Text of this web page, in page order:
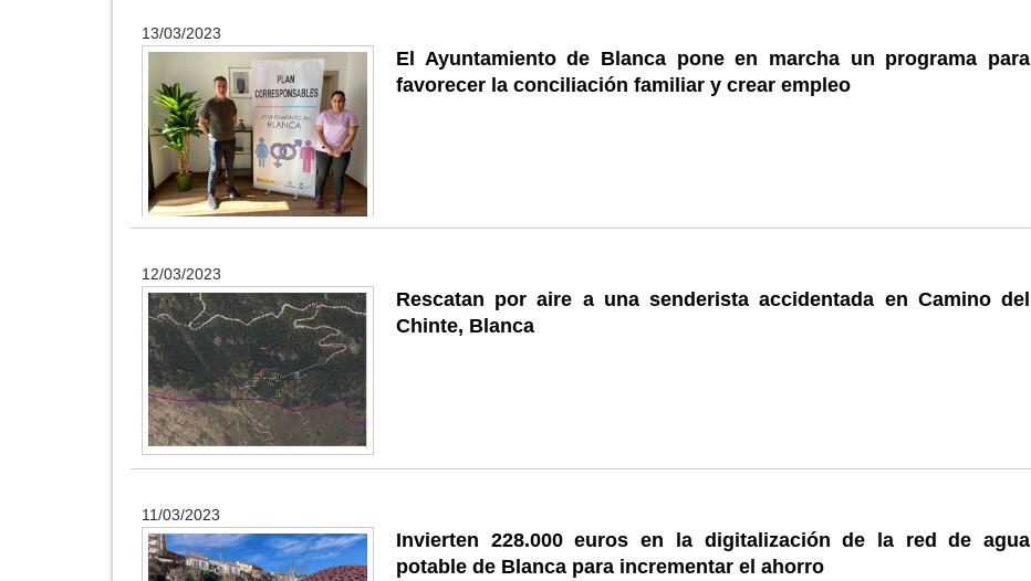
13/03/2023
El Ayuntamiento de Blanca pone en marcha un programa para
favorecer la conciliación familiar y crear empleo
12/03/2023
Rescatan por aire a una senderista accidentada en Camino del
Chinte, Blanca
11/03/2023
Invierten 228.000 euros en la digitalización de la red de agua
potable de Blanca para incrementar el ahorro